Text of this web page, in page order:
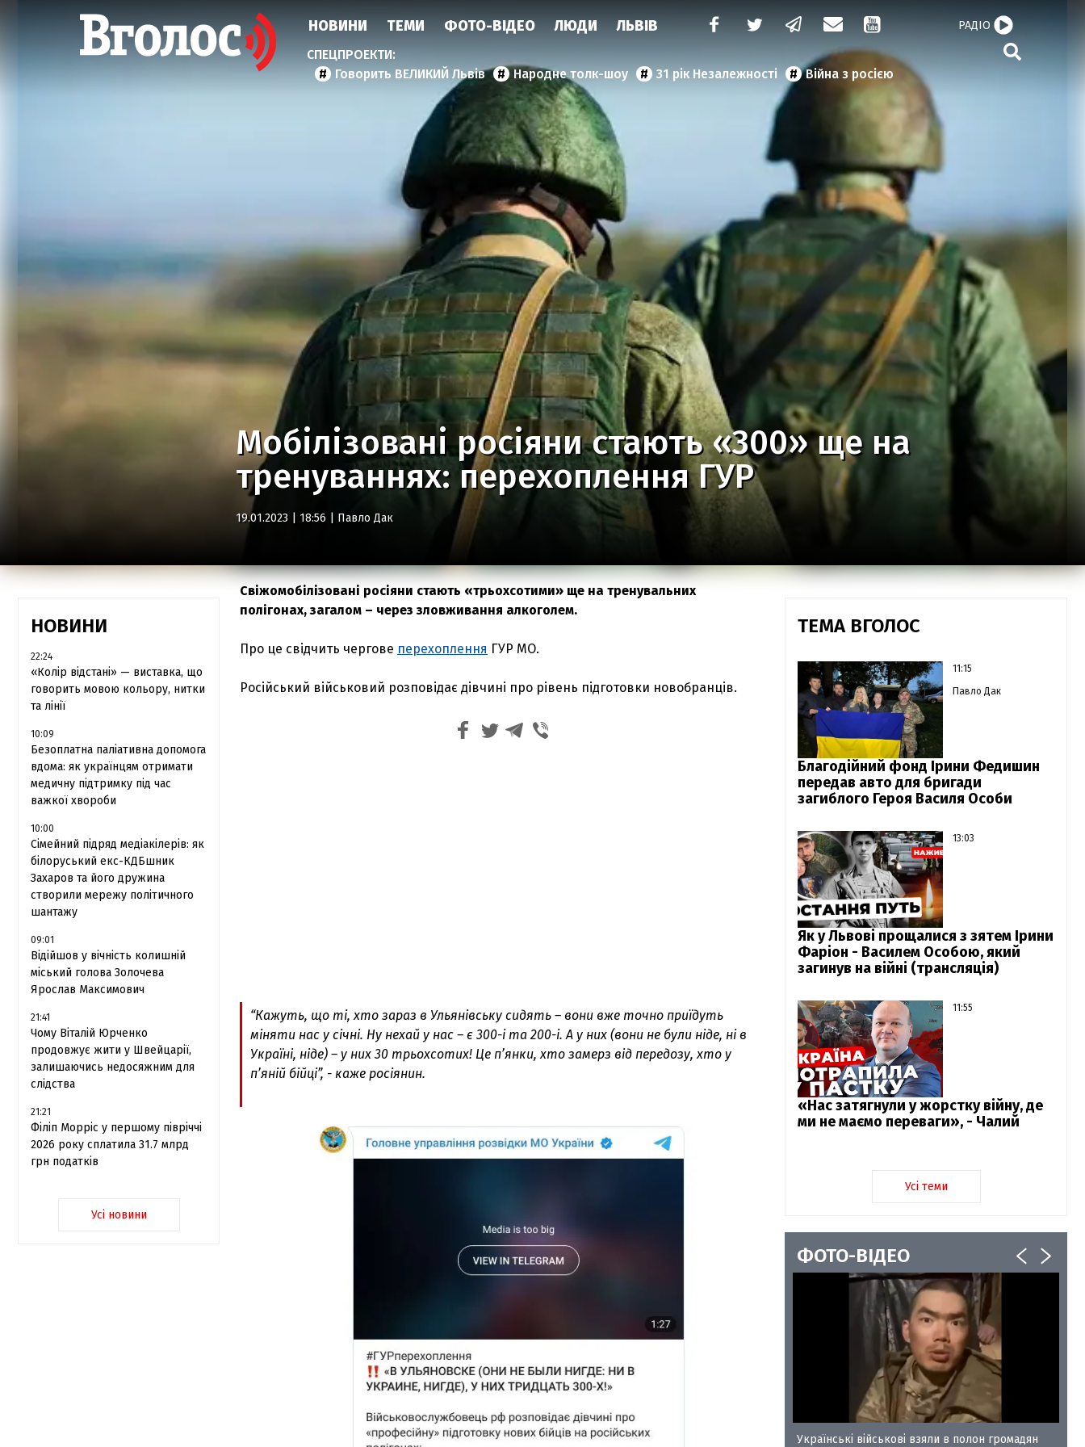
НОВИНИ ТЕМИ ФОТО-ВІДЕО ЛЮДИ ЛЬВІВ
Говорить ВЕЛИКИЙ Львів Народне толк-шоу 31 рік Незалежності Війна з росією
РАДІО
Мобілізовані росіяни стають «300» ще на
тренуваннях: перехоплення ГУР
19.01.2023 | 18:56 | Павло Дак
НОВИНИ
22:24
«Колір відстані» — виставка, що
говорить мовою кольору, нитки
та лінії
10:09
Безоплатна паліативна допомога
вдома: як українцям отримати
медичну підтримку під час
важкої хвороби
10:00
Сімейний підряд медіакілерів: як
білоруський екс-КДБшник
Захаров та його дружина
створили мережу політичного
шантажу
09:01
Відійшов у вічність колишній
міський голова Золочева
Ярослав Максимович
21:41
Чому Віталій Юрченко
продовжує жити у Швейцарії,
залишаючись недосяжним для
слідства
21:21
Філіп Морріс у першому півріччі
2026 року сплатила 31.7 млрд
грн податків
Усі новини
Свіжомобілізовані росіяни стають «трьохсотими» ще на тренувальних
полігонах, загалом – через зловживання алкоголем.
Про це свідчить чергове перехоплення ГУР МО.
Російський військовий розповідає дівчині про рівень підготовки новобранців.
“Кажуть, що ті, хто зараз в Ульянівську сидять – вони вже точно приїдуть
міняти нас у січні. Ну нехай у нас – є 300-і та 200-і. А у них (вони не були ніде, ні в
Україні, ніде) – у них 30 трьохсотих! Це п’янки, хто замерз від передозу, хто у
п’яній бійці”, - каже росіянин.
ТЕМА ВГОЛОС
11:15
Павло Дак
Благодійний фонд Ірини Федишин
передав авто для бригади
загиблого Героя Василя Особи
13:03
Як у Львові прощалися з зятем Ірини
Фаріон - Василем Особою, який
загинув на війні (трансляція)
11:55
«Нас затягнули у жорстку війну, де
ми не маємо переваги», - Чалий
Усі теми
ФОТО-ВІДЕО
З'явилося відео знищеного ворожого Су-35
Українські військові взяли в полон громадян